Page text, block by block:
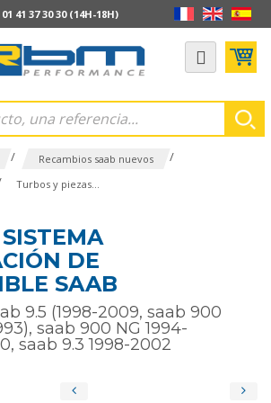
01 41 37 30 30 (14H-18H)
/ Recambios saab nuevos /
Turbos y piezas...
DE
SAAB
9.5 (1998-2009, saab 900
saab 900 NG 1994-
saab 9.3 1998-2002